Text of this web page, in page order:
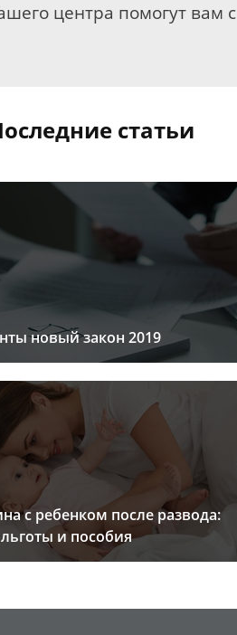
центра помогут вам с
статьи
новый закон 2019
с ребенком после развода:
и пособия